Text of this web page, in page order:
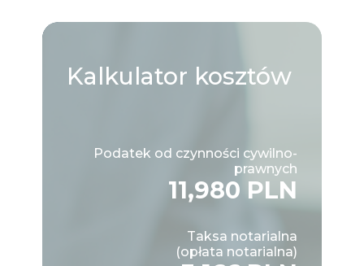
Kalkulator kosztów
Podatek od czynności cywilno-
prawnych
11,980 PLN
Taksa notarialna
(opłata notarialna)